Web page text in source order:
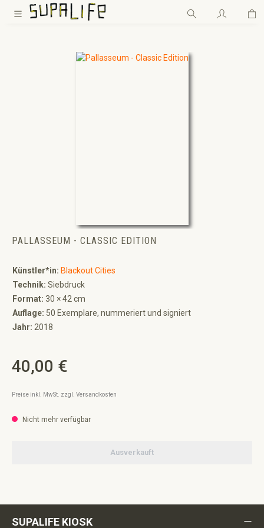
Zum Hauptinhalt springen
PALLASSEUM - CLASSIC EDITION
Künstler*in: Blackout Cities
Technik: Siebdruck
Format: 30 × 42 cm
Auflage: 50 Exemplare, nummeriert und signiert
Jahr: 2018
Regulärer Preis:
40,00 €
Preise inkl. MwSt. zzgl. Versandkosten
Nicht mehr verfügbar
Ausverkauft
SUPALIFE KIOSK